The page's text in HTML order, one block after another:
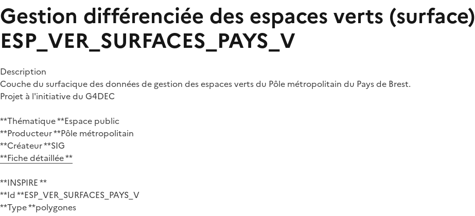
Gestion différenciée des espaces verts (surface)
ESP_VER_SURFACES_PAYS_V
Description
Couche du surfacique des données de gestion des espaces verts du Pôle métropolitain du Pays de Brest.
Projet à l'initiative du G4DEC
**Thématique **Espace public
**Producteur **Pôle métropolitain
**Créateur **SIG
**Fiche détaillée **
**INSPIRE **
**Id **ESP_VER_SURFACES_PAYS_V
**Type **polygones